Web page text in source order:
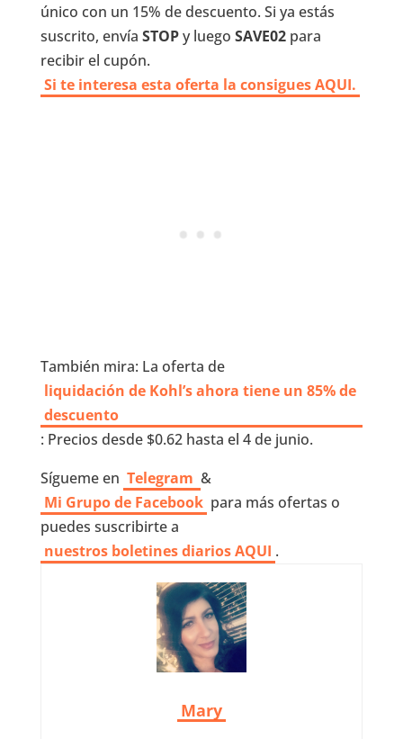
único con un 15% de descuento. Si ya estás
suscrito, envía STOPy luego SAVE02para
recibir el cupón.
Si te interesa esta oferta la consigues AQUI.
También mira: La oferta de
liquidación de Kohl’s ahora tiene un 85% de
descuento
: Precios desde $0.62 hasta el 4 de junio.
Sígueme en Telegram &
Mi Grupo de Facebook para más ofertas o
puedes suscribirte a
nuestros boletines diarios AQUI .
Mary